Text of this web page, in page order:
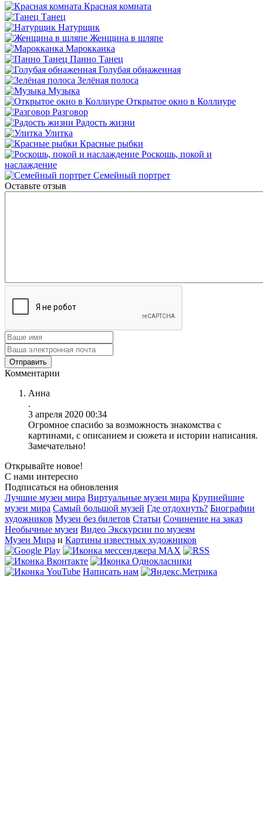
Красная комната
Танец
Натурщик
Женщина в шляпе
Марокканка
Панно Танец
Голубая обнаженная
Зелёная полоса
Музыка
Открытое окно в Коллиуре
Разговор
Радость жизни
Улитка
Красные рыбки
Роскошь, покой и
наслаждение
Семейный портрет
Оставьте отзыв
Комментарии
Анна
.
3 апреля 2020 00:34
Огромное спасибо за возможность знакомства с
картинами, с описанием и сюжета и истории написания.
Замечательно!
Открывайте новое!
С нами интересно
Подписаться на обновления
Лучшие музеи мира Виртуальные музеи мира Крупнейшие
музеи мира Самый большой музей Где отдохнуть? Биографии
художников Музеи без билетов Статьи Сочинение на заказ
Необычные музеи Видео Экскурсии по музеям
Музеи Мира и Картины известных художников
Написать нам